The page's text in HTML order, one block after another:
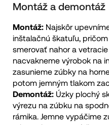
Montáž a demontáž
Montáž: Najskôr
inštalačnú škatuľu, pričom
smerovať nahor a
nacvakneme výrobok na
zasunieme zúbky na
potom jemným tlakom
Demontáž: Úzky plochý
výrezu na zúbku na
rámika. Jemne vypáčime